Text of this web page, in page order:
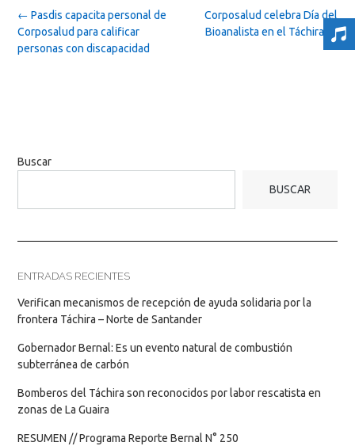
Post
navigation
Corposalud celebra Día del
Bioanalista en el Táchira
→
← Pasdis capacita personal de
Corposalud para calificar
personas con discapacidad
Buscar
BUSCAR
ENTRADAS RECIENTES
Verifican mecanismos de recepción de ayuda solidaria por la
frontera Táchira – Norte de Santander
Gobernador Bernal: Es un evento natural de combustión
subterránea de carbón
Bomberos del Táchira son reconocidos por labor rescatista en
zonas de La Guaira
RESUMEN // Programa Reporte Bernal N° 250